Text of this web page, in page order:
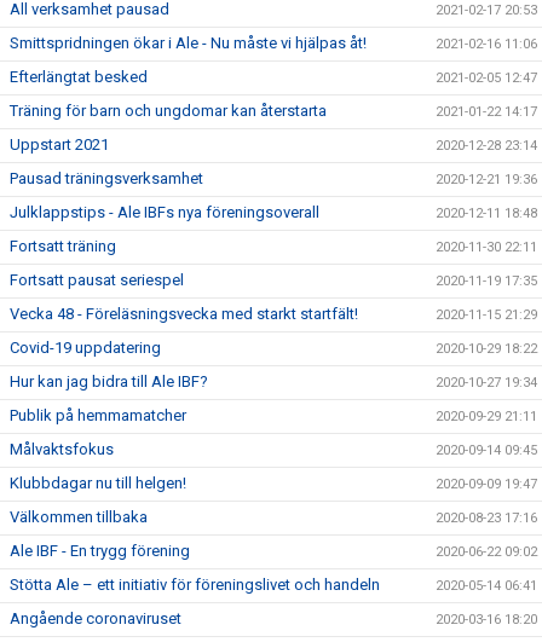
All verksamhet pausad 2021-02-17 20:53
Smittspridningen ökar i Ale - Nu måste vi hjälpas åt! 2021-02-16 11:06
Efterlängtat besked 2021-02-05 12:47
Träning för barn och ungdomar kan återstarta 2021-01-22 14:17
Uppstart 2021 2020-12-28 23:14
Pausad träningsverksamhet 2020-12-21 19:36
Julklappstips - Ale IBFs nya föreningsoverall 2020-12-11 18:48
Fortsatt träning 2020-11-30 22:11
Fortsatt pausat seriespel 2020-11-19 17:35
Vecka 48 - Föreläsningsvecka med starkt startfält! 2020-11-15 21:29
Covid-19 uppdatering 2020-10-29 18:22
Hur kan jag bidra till Ale IBF? 2020-10-27 19:34
Publik på hemmamatcher 2020-09-29 21:11
Målvaktsfokus 2020-09-14 09:45
Klubbdagar nu till helgen! 2020-09-09 19:47
Välkommen tillbaka 2020-08-23 17:16
Ale IBF - En trygg förening 2020-06-22 09:02
Stötta Ale – ett initiativ för föreningslivet och handeln 2020-05-14 06:41
Angående coronaviruset 2020-03-16 18:20